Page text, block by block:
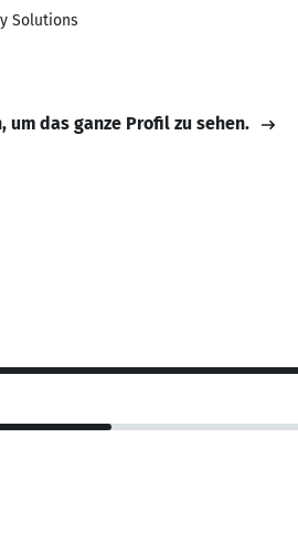
Solutions
um das ganze Profil zu sehen.